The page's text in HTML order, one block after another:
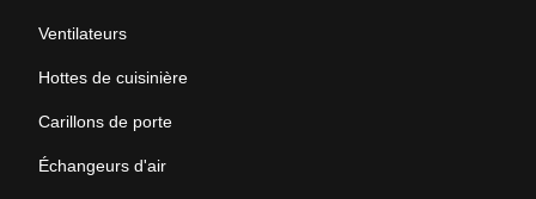
Ventilateurs
Hottes de cuisinière
Carillons de porte
Échangeurs d'air